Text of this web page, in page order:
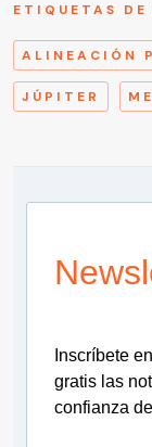
ETIQUETAS
ALINEACIÓN
JÚPITER
Inscríbete
gratis las
confianza